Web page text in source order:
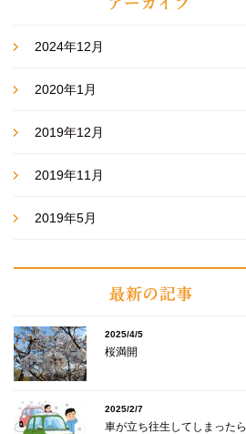
2024年12月
2020年1月
2019年12月
2019年11月
2019年5月
2025/4/5
桜満開
2025/2/7
車が立ち往生してしまったら